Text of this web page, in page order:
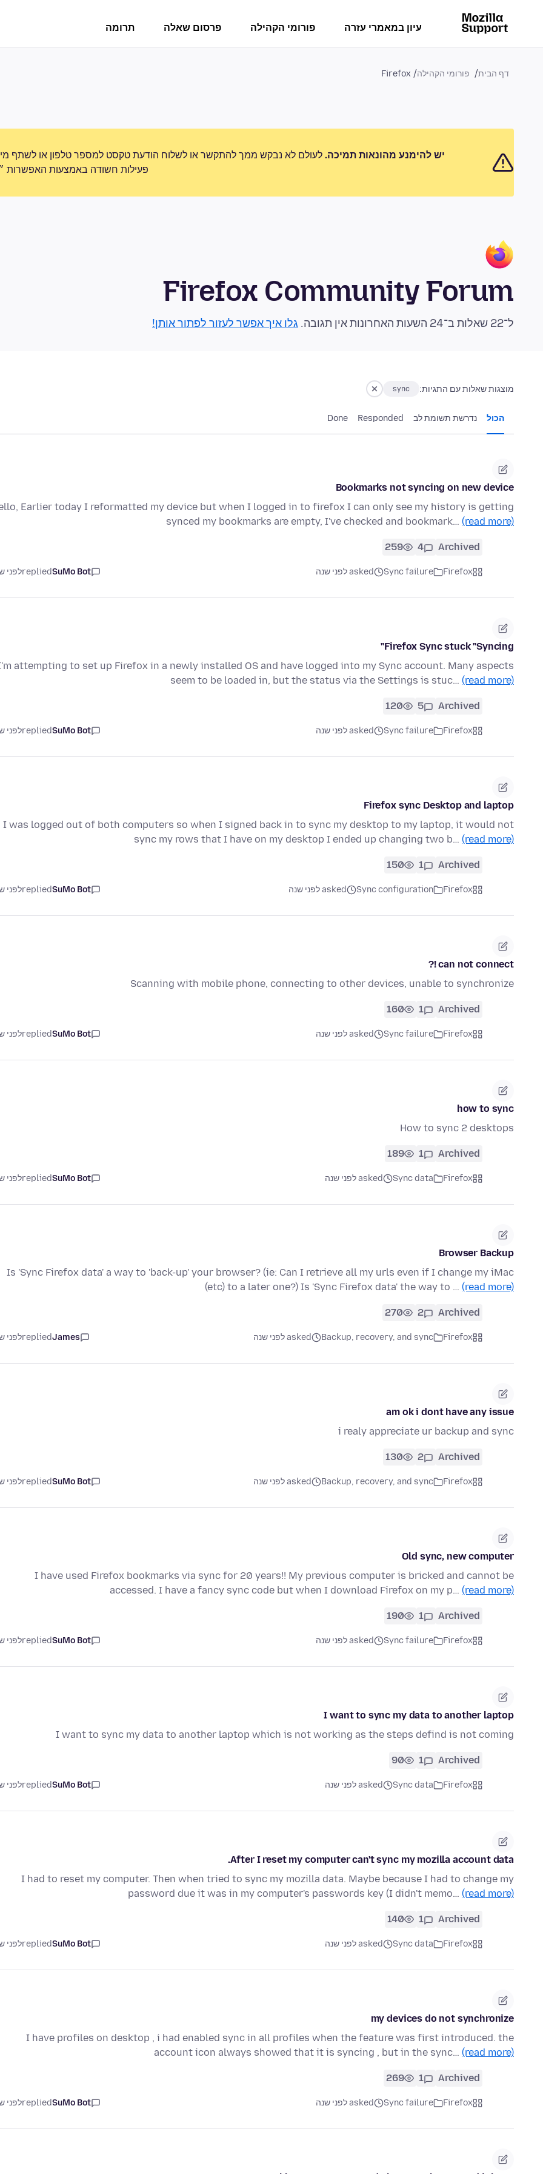
עיון במאמרי עזרה פורומי הקהילה פרסום שאלה תרומה
דף הבית פורומי הקהילה Firefox
יש להימנע מהונאות תמיכה. לעולם לא נבקש ממך להתקשר או לשלוח הודעת טקסט למספר טלפון או לשתף
פעילות חשודה באמצעות האפשרות
Firefox Community Forum
ל־22 שאלות ב־24 השעות האחרונות אין תגובה. גלו איך אפשר לעזור לפתור אותן!
מוצגות שאלות עם התגיות: sync
הכול נדרשת תשומת לב Responded
Done
Bookmarks not syncing on new device
Earlier today I reformatted my device but when I logged in to firefox I can only see my history is getting
synced my bookmarks are empty, I've checked and bookmark… (read more)
Archived
4
259
Firefox
Sync failure asked לפני שנה SuMo Bot
repliedלפני
Firefox Sync stuck "Syncing"
attempting to set up Firefox in a newly installed OS and have logged into my Sync account. Many aspects
seem to be loaded in, but the status via the Settings is stuc… (read more)
Archived
5
120
Firefox
Sync failure asked לפני שנה SuMo Bot
repliedלפני
Firefox sync Desktop and laptop
I was logged out of both computers so when I signed back in to sync my desktop to my laptop, it would not
sync my rows that I have on my desktop I ended up changing two b… (read more)
Archived
1
150
Firefox
Sync configuration asked לפני שנה SuMo Bot
repliedלפני
can not connect !?
Scanning with mobile phone, connecting to other devices, unable to synchronize
Archived
1
160
Firefox
Sync failure asked לפני שנה SuMo Bot
repliedלפני
how to sync
How to sync 2 desktops
Archived
1
189
Firefox
Sync data asked לפני שנה SuMo Bot
repliedלפני
Browser Backup
Is 'Sync Firefox data' a way to 'back-up' your browser? (ie: Can I retrieve all my urls even if I change my iMac
(etc) to a later one?) Is 'Sync Firefox data' the way to … (read more)
Archived
2
270
Firefox
Backup, recovery, and sync asked לפני שנה James
repliedלפני
am ok i dont have any issue
i realy appreciate ur backup and sync
Archived
2
130
Firefox
Backup, recovery, and sync asked לפני שנה SuMo Bot
repliedלפני
Old sync, new computer
I have used Firefox bookmarks via sync for 20 years!! My previous computer is bricked and cannot be
accessed. I have a fancy sync code but when I download Firefox on my p… (read more)
Archived
1
190
Firefox
Sync failure asked לפני שנה SuMo Bot
repliedלפני
I want to sync my data to another laptop
I want to sync my data to another laptop which is not working as the steps defind is not coming
Archived
1
90
Firefox
Sync data asked לפני שנה SuMo Bot
repliedלפני
After I reset my computer can't sync my mozilla account data.
I had to reset my computer. Then when tried to sync my mozilla data. Maybe because I had to change my
password due it was in my computer's passwords key (I didn't memo… (read more)
Archived
1
140
Firefox
Sync data asked לפני שנה SuMo Bot
repliedלפני
my devices do not synchronize
I have profiles on desktop , i had enabled sync in all profiles when the feature was first introduced. the
account icon always showed that it is syncing , but in the sync… (read more)
Archived
1
269
Firefox
Sync failure asked לפני שנה SuMo Bot
repliedלפני